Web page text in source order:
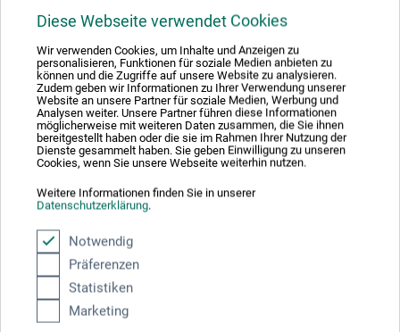
Diese Webseite verwendet Cookies
Wir verwenden Cookies, um Inhalte und Anzeigen zu
personalisieren, Funktionen für soziale Medien anbieten zu
können und die Zugriffe auf unsere Website zu analysieren.
Zudem geben wir Informationen zu Ihrer Verwendung unserer
Website an unsere Partner für soziale Medien, Werbung und
Analysen weiter. Unsere Partner führen diese Informationen
möglicherweise mit weiteren Daten zusammen, die Sie ihnen
bereitgestellt haben oder die sie im Rahmen Ihrer Nutzung der
Dienste gesammelt haben. Sie geben Einwilligung zu unseren
Cookies, wenn Sie unsere Webseite weiterhin nutzen.
Weitere Informationen finden Sie in unserer
Datenschutzerklärung.
Notwendig
Präferenzen
Statistiken
Marketing
Produktbewertungen (0)